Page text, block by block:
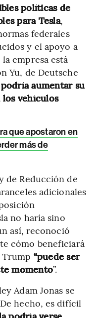
políticas de
para Tesla,
federales
y el apoyo a
empresa está
Yu, de Deutsche
aumentar su
los vehículos
que apostaron en
más de
de Reducción de
adicionales
no haría sino
así, reconoció
cómo beneficiará
Trump “puede ser
momento”.
Adam Jonas se
hecho, es difícil
podría verse